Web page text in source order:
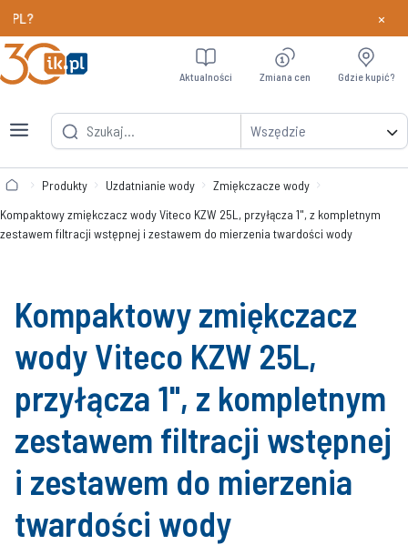
Chcesz szybciej odbierać nagrody w programie Dowiedz
×
Wszędzie
Aktualności Zmiana cen Gdzie kupić?
Produkty Uzdatnianie wody
Zmiękczacze wody
Kompaktowy zmiękczacz wody Viteco KZW 25L, przyłącza 1", z kompletnym
zestawem filtracji wstępnej i zestawem do mierzenia twardości wody
Kompaktowy zmiękczacz
wody Viteco KZW 25L,
przyłącza 1", z kompletnym
zestawem filtracji wstępnej
i zestawem do mierzenia
twardości wody